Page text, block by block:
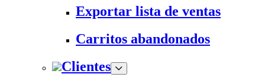
Exportar lista de ventas
Carritos abandonados
Clientes